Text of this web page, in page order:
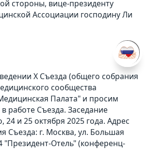
стороны, вице-президенту
Ассоциации господину Ли
X Съезда (общего собрания
сообщества
Палата" и просим
работе Съезда. Заседание
24 и 25 октября 2025 года. Адрес
Съезда: г. Москва, ул. Большая
"Президент-Отель" (конференц-